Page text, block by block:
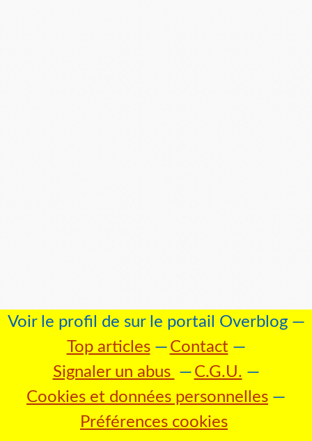
Voir le profil de sur le portail Overblog
Top articles
Contact
Signaler un abus
C.G.U.
Cookies et données personnelles
Préférences cookies